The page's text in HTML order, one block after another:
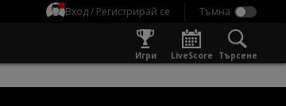
Вход / Регистрирай се
Игри LiveScore Търсене